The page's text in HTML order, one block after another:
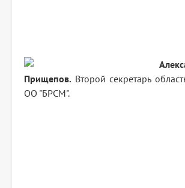
Прищепов. Второй секретарь
ОО "БРСМ".